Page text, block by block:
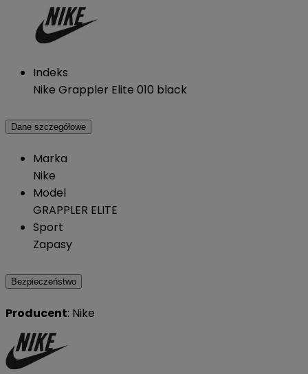
Indeks
Nike Grappler Elite 010 black
Dane szczegółowe
Marka
Nike
Model
GRAPPLER ELITE
Sport
Zapasy
Bezpieczeństwo
Producent: Nike